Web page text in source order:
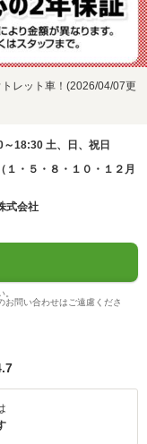
レット車！(2026/04/07更
18:30 土、日、祝日
１・５・８・１０・１２月
式会社
問い合わせはご遠慮くださ